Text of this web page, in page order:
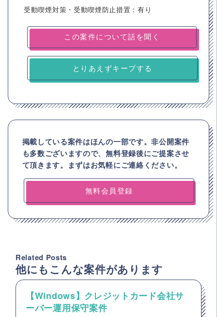
受動喫煙対策・受動喫煙防止措置：有り
とりあえずキープする
掲載している案件はほんの一部です。非公開案件
も多数ございますので、無料登録後にご提案させ
て頂きます。まずはお気軽にご連絡ください。
無料会員登録
Related Posts
他にもこんな案件があります
【Windows】クレジットカード会社サ
ーバー運用保守案件